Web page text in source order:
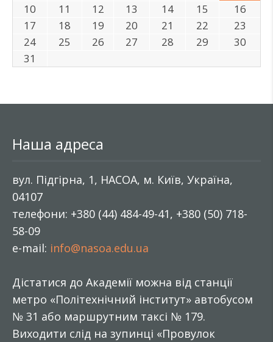
10
11 12 13 14 15
16
17
18 19 20 21 22
23
24
25 26 27 28 29
30
31
Наша адреса
вул. Підгірна, 1, НАСОА, м. Київ, Україна,
04107
телефони: +380 (44) 484-49-41, +380 (50) 718-
58-09
e-mail: info@nasoa.edu.ua
Дістатися до Академії можна від станції
метро «Політехнічний інститут» автобусом
№ 31 або маршрутним таксі № 179.
Виходити слід на зупинці «Провулок